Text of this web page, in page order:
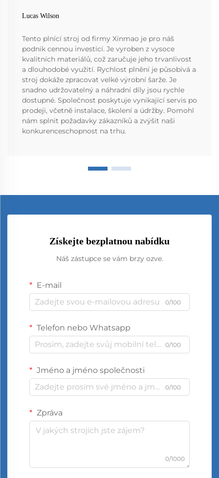
Lucas Wilson
Tento plnící stroj od firmy Xinmao je pro náš
podnik cennou investicí. Je vyroben z vysoce
kvalitních materiálů, což zaručuje jeho trvanlivost
a dlouhodobé využití. Rychlost plnění je působivá a
stroj dokáže zpracovat velké výrobní šarže. Je
snadno udržovatelný a náhradní díly jsou rychle
dostupné. Společnost poskytuje vynikající servis po
prodeji, včetně instalace, školení a údržby. Pomohl
nám splnit požadavky zákazníků a zvýšit naši
konkurenceschopnost na trhu.
Získejte bezplatnou nabídku
Náš zástupce se vám brzy ozve.
E-mail
0/100
Telefon nebo Whatsapp
0/100
Jméno a jméno společnosti
0/100
Zpráva
0/1000